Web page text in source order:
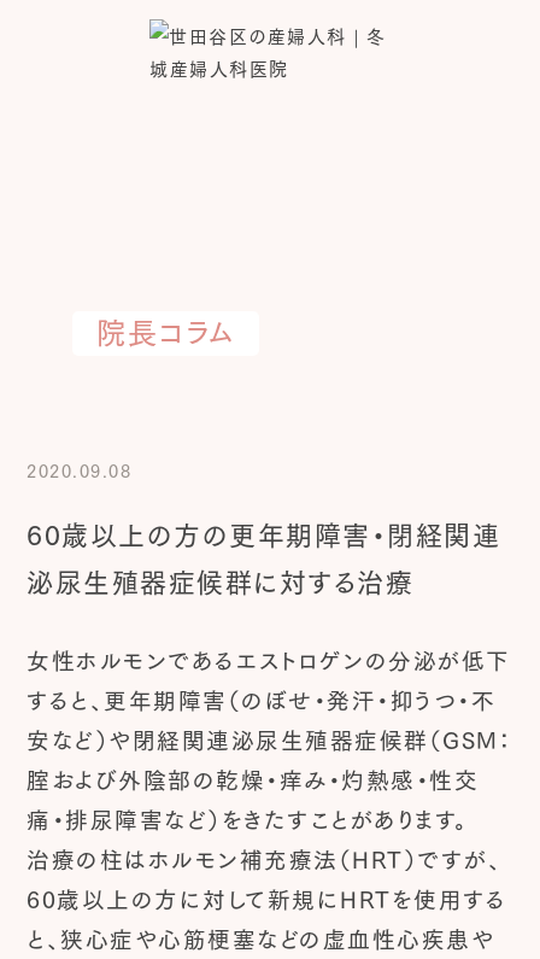
院長コラム
2020.09.08
60歳以上の方の更年期障害・閉経関連
泌尿生殖器症候群に対する治療
女性ホルモンであるエストロゲンの分泌が低下
すると、更年期障害（のぼせ・発汗・抑うつ・不
安など）や閉経関連泌尿生殖器症候群（GSM：
腟および外陰部の乾燥・痒み・灼熱感・性交
痛・排尿障害など）をきたすことがあります。
治療の柱はホルモン補充療法（HRT）ですが、
60歳以上の方に対して新規にHRTを使用する
と、狭心症や心筋梗塞などの虚血性心疾患や